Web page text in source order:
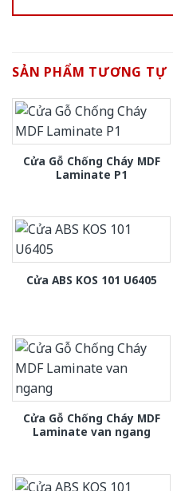
SẢN PHẨM TƯƠNG TỰ
Cửa Gỗ Chống Cháy MDF
Laminate P1
Cửa ABS KOS 101 U6405
Cửa Gỗ Chống Cháy MDF
Laminate van ngang